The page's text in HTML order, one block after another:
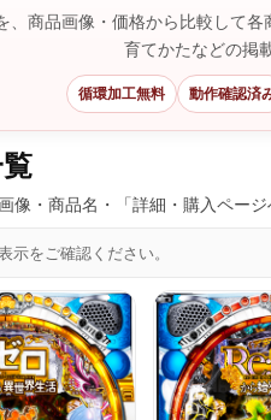
、商品画像・価格から比較して
育てかたなどの掲
循環加工無料 動作確認済
・商品名・「詳細・購入ページ
示をご確認ください。